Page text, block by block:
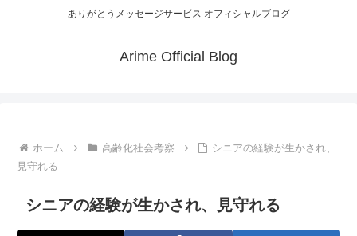
ありがとうメッセージサービス オフィシャルブログ
Arime Official Blog
ホーム 高齢化社会考察
シニアの経験が生かされ、
見守れる
シニアの経験が生かされ、見守れる